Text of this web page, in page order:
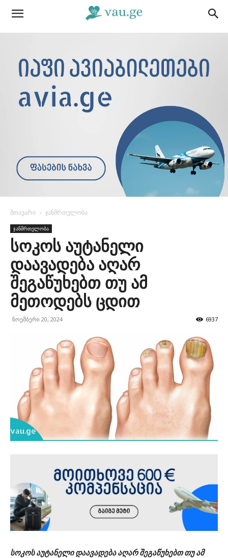
მთავარი ჯანმრთელობა
ჯანმრთელობა
სოკოს აუტანელი
დაავადება აღარ
შეგაწუხებთ თუ ამ
მეთოდებს ცდით
ნოემბერი 20, 2024 6937
სოკოს აუტანელი დაავადება აღარ შეგაწუხებთ თუ ამ